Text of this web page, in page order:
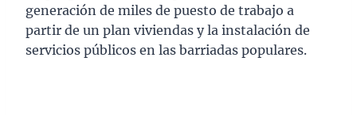
generación de miles de puesto de trabajo a
partir de un plan viviendas y la instalación de
servicios públicos en las barriadas populares.